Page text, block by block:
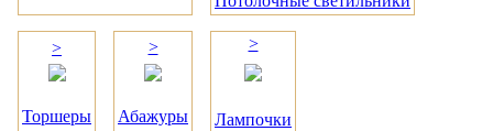
>
Торшеры
>
Абажуры
>
Лампочки